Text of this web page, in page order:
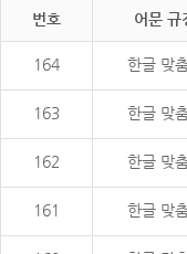
번호 어문 규
164 한글 맞
163 한글 맞
162 한글 맞
161 한글 맞